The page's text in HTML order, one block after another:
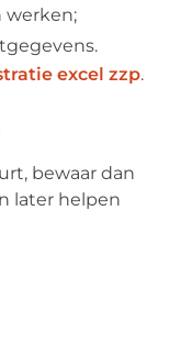
werken;
excel zzp.
bewaar dan
later helpen